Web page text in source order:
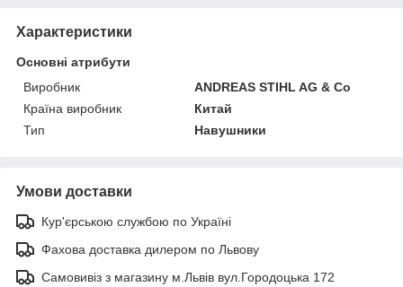
Характеристики
Основні атрибути
Виробник
ANDREAS STIHL AG & Co
Країна виробник
Китай
Тип
Навушники
Умови доставки
Кур'єрською службою по Україні
Фахова доставка дилером по Львову
Самовивіз з магазину м.Львів вул.Городоцька 172